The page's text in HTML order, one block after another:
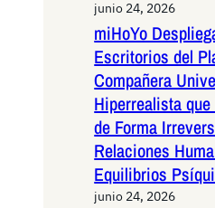
junio 24, 2026
miHoYo
Escritorios del
Compañera
Hiperrealista
de Forma
Relaciones
Equilibrios
junio 24, 2026